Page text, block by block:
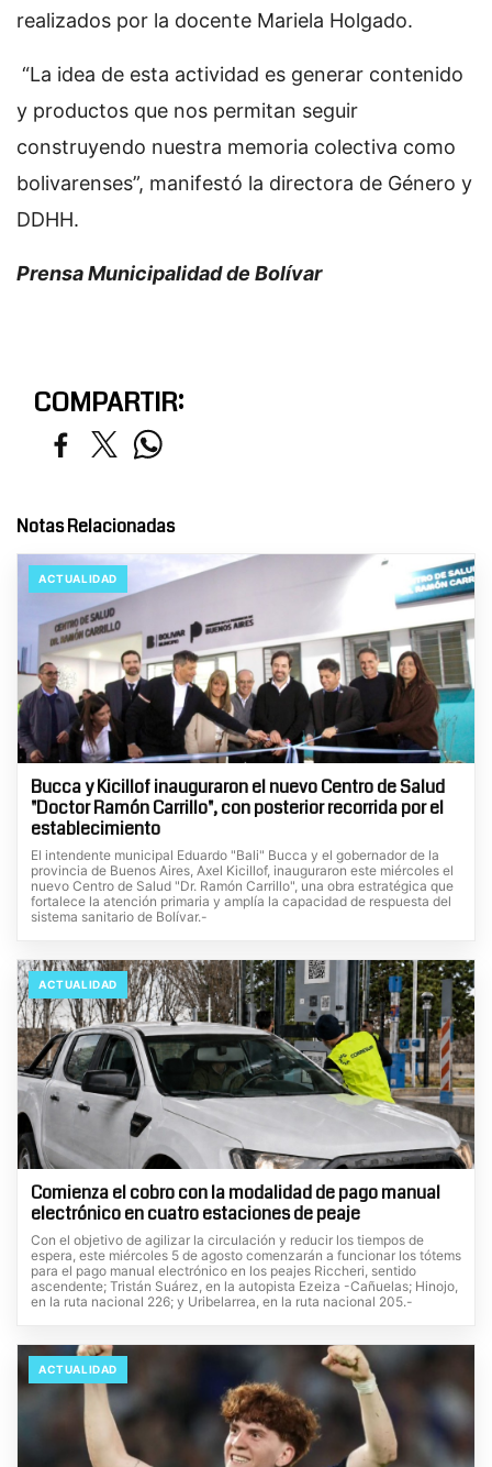
realizados por la docente Mariela Holgado.
“La idea de esta actividad es generar contenido
y productos que nos permitan seguir
construyendo nuestra memoria colectiva como
bolivarenses”, manifestó la directora de Género y
DDHH.
Prensa Municipalidad de Bolívar
COMPARTIR:
Notas Relacionadas
ACTUALIDAD
Bucca y Kicillof inauguraron el nuevo Centro de Salud
"Doctor Ramón Carrillo", con posterior recorrida por el
establecimiento
El intendente municipal Eduardo "Bali" Bucca y el gobernador de la
provincia de Buenos Aires, Axel Kicillof, inauguraron este miércoles el
nuevo Centro de Salud "Dr. Ramón Carrillo", una obra estratégica que
fortalece la atención primaria y amplía la capacidad de respuesta del
sistema sanitario de Bolívar.-
ACTUALIDAD
Comienza el cobro con la modalidad de pago manual
electrónico en cuatro estaciones de peaje
Con el objetivo de agilizar la circulación y reducir los tiempos de
espera, este miércoles 5 de agosto comenzarán a funcionar los tótems
para el pago manual electrónico en los peajes Riccheri, sentido
ascendente; Tristán Suárez, en la autopista Ezeiza -Cañuelas; Hinojo,
en la ruta nacional 226; y Uribelarrea, en la ruta nacional 205.-
ACTUALIDAD